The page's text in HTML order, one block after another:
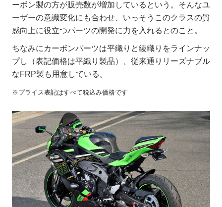
ーボン製の方が販売数が増加しているという。そんなユ
ーザーの意識変化にも合わせ、いっそうこのクラスの質
感向上に役立つパーツの開発に力を入れるとのこと。
ちなみにカーボンパーツは平織りと綾織りをラインナッ
プし（表記価格は平織り製品）、従来通りリーズナブル
なFRP製も用意している。
※プライス表記はすべて税込み価格です